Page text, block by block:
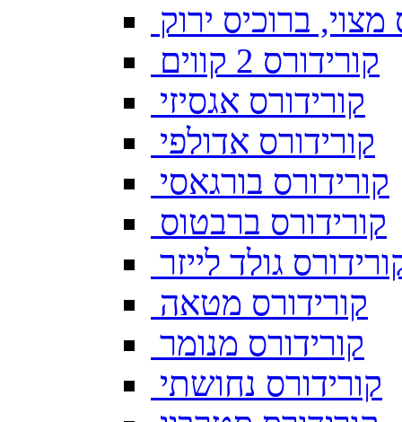
מצוי, ברוכיס ירוק
קורידורס 2 קווים
קורידורס אגסיזי
קורידורס אדולפי
קורידורס בורגאסי
קורידורס ברבטוס
גולד לייזר
קורידורס מטאה
קורידורס מנומר
קורידורס נחושתי